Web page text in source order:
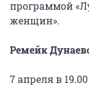
программой
женщин».
Ремейк
7 апреля в